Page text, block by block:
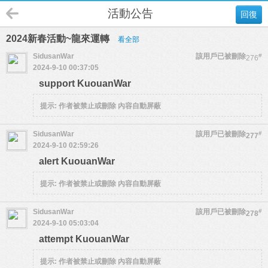
回復
活動公告
2024新春活動~龍來運轉 看全部
276#
SidusanWar
該用戶已被刪除
2024-9-10 00:37:05
support KuouanWar
提示: 作者被禁止或刪除 內容自動屏蔽
277#
SidusanWar
該用戶已被刪除
2024-9-10 02:59:26
alert KuouanWar
提示: 作者被禁止或刪除 內容自動屏蔽
278#
SidusanWar
該用戶已被刪除
2024-9-10 05:03:04
attempt KuouanWar
提示: 作者被禁止或刪除 內容自動屏蔽